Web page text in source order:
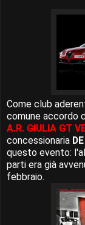
Come club
comune accordo
A.R. GIULIA GT
concessionaria
questo evento:
parti era già
febbraio.